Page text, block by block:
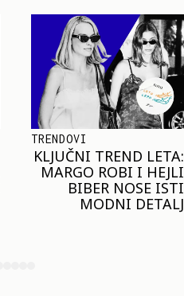
SHOPPING
JOŠ JE RANO ZA JAKNE
– ALI U RESERVED JE
STIGAO MODEL KOJI
ĆE BITI VELIKI TREND